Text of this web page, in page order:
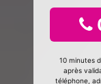
10 minutes
après
téléphone,